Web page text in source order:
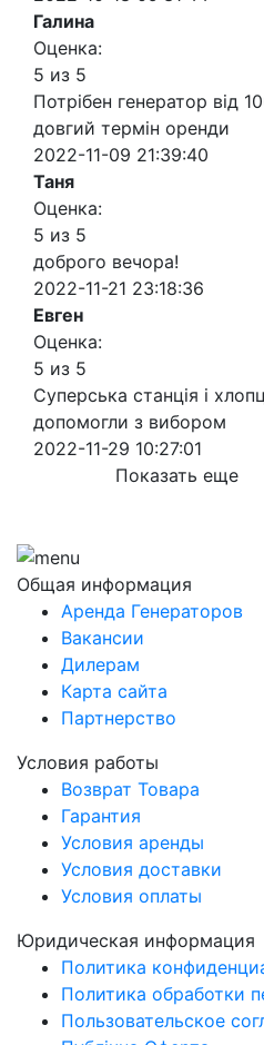
Галина
Оценка:
5 из 5
Потрібен генератор від
довгий термін оренди
2022-11-09 21:39:40
Таня
Оценка:
5 из 5
доброго вечора!
2022-11-21 23:18:36
Евген
Оценка:
5 из 5
Суперська станція і
допомогли з вибором
2022-11-29 10:27:01
Показать еще
Общая информация
Аренда Генераторов
Вакансии
Дилерам
Карта сайта
Партнерство
Условия работы
Возврат Товара
Гарантия
Условия аренды
Условия доставки
Условия оплаты
Юридическая информация
Политика
Политика обработки
Пользовательское